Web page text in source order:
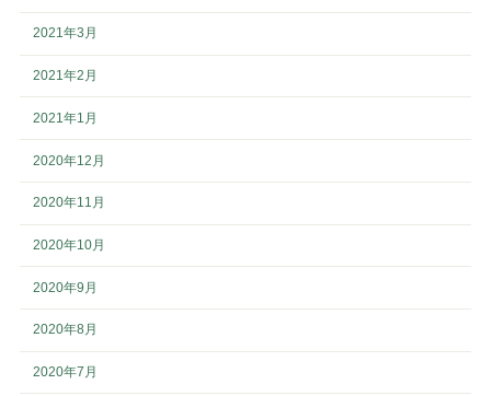
2021年3月
2021年2月
2021年1月
2020年12月
2020年11月
2020年10月
2020年9月
2020年8月
2020年7月